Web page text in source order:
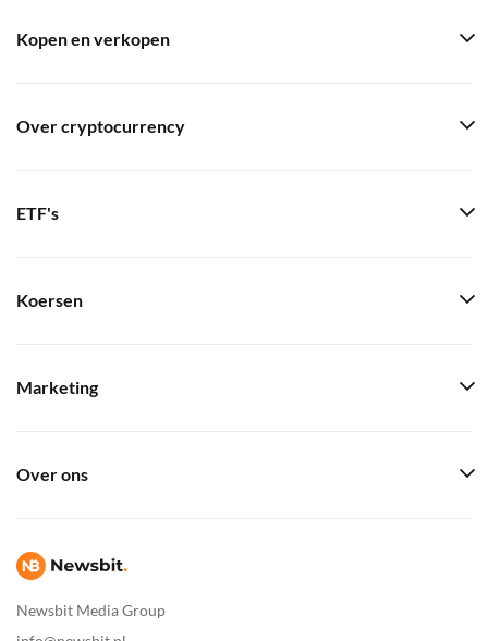
Newsbit Media Group
Kopen en verkopen
Over cryptocurrency
ETF's
Koersen
Marketing
Over ons